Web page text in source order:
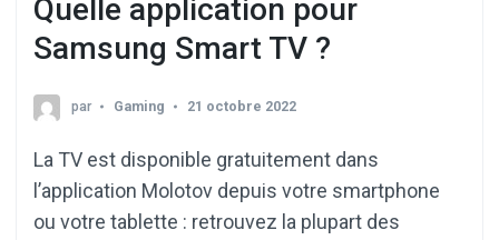
Quelle application pour
Samsung Smart TV ?
par Gaming 21 octobre 2022
La TV est disponible gratuitement dans
l’application Molotov depuis votre smartphone
ou votre tablette : retrouvez la plupart des